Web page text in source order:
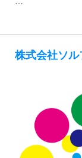
株式会社ソル